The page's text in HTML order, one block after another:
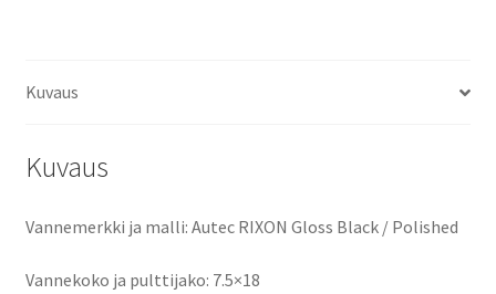
o
Kuvaus
Kuvaus
Vannemerkki ja malli: Autec RIXON Gloss Black / Polished
Vannekoko ja pulttijako: 7.5×18